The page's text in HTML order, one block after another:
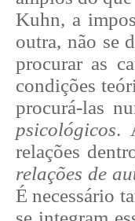
Kuhn, a
outra, não se
procurar as
condições
procurá-las
psicológicos.
relações
relações de
É necessário